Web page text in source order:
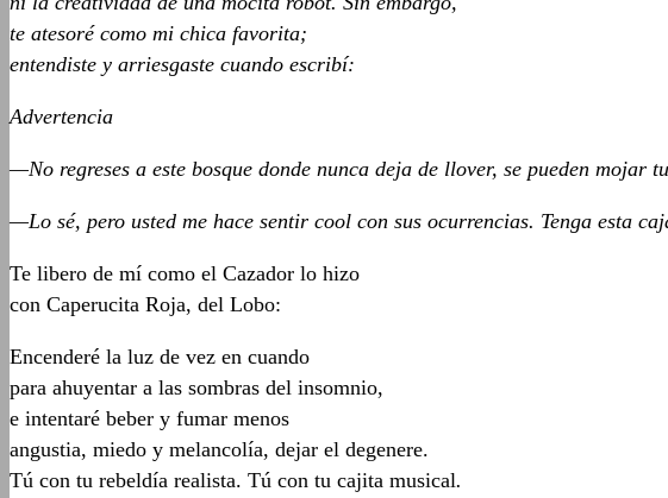
te atesoré como mi chica favorita;
entendiste y arriesgaste cuando escribí:
Advertencia
—No regreses a este bosque donde nunca deja de llover, se pueden mojar
—Lo sé, pero usted me hace sentir cool con sus ocurrencias. Tenga esta
Te libero de mí como el Cazador lo hizo
con Caperucita Roja, del Lobo:
Encenderé la luz de vez en cuando
para ahuyentar a las sombras del insomnio,
e intentaré beber y fumar menos
angustia, miedo y melancolía, dejar el degenere.
Tú con tu rebeldía realista. Tú con tu cajita musical.